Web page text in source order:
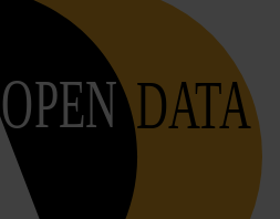
OPEN DATA